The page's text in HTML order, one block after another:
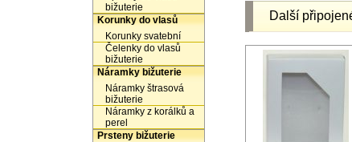
bižuterie
Korunky do vlasů
Korunky svatební
Čelenky do vlasů
bižuterie
Náramky bižuterie
Náramky štrasová
bižuterie
Náramky z korálků a
perel
Prsteny bižuterie
Další